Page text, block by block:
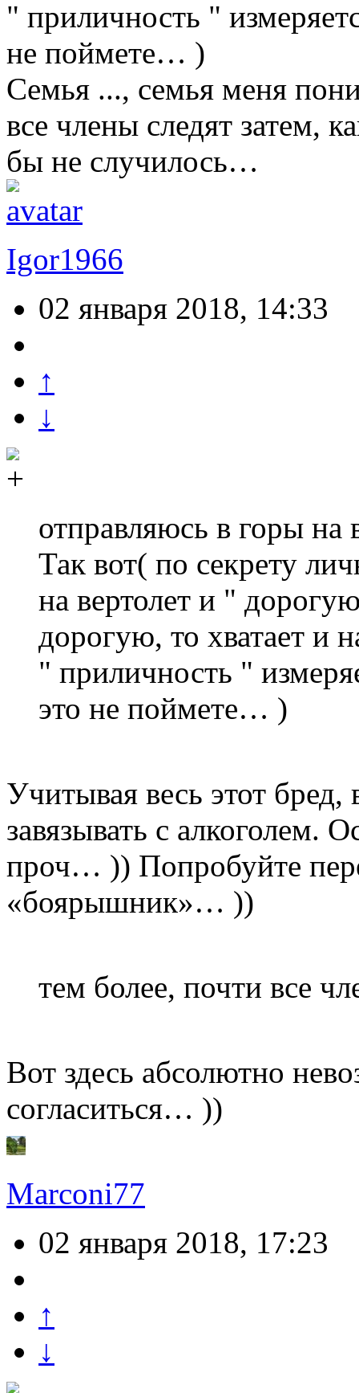
" приличность "
не поймете… )
Семья ..., семья меня
все члены следят затем,
бы не случилось…
Igor1966
02 января 2018, 14:33
↑
↓
отправляюсь в горы на
Так вот( по секрету
на вертолет и "
дорогую, то хватает и
" приличность "
это не поймете… )
Учитывая весь этот
завязывать с алкоголем.
проч… )) Попробуйте
«боярышник»… ))
тем более, почти все
Вот здесь абсолютно
согласиться… ))
Marconi77
02 января 2018, 17:23
↑
↓